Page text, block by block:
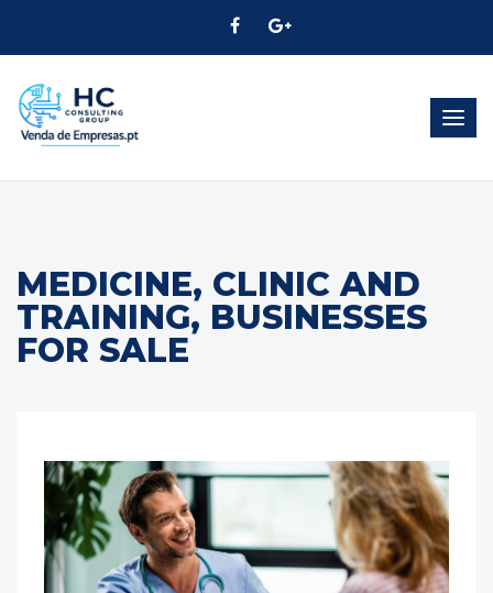
MEDICINE, CLINIC AND
TRAINING, BUSINESSES
FOR SALE